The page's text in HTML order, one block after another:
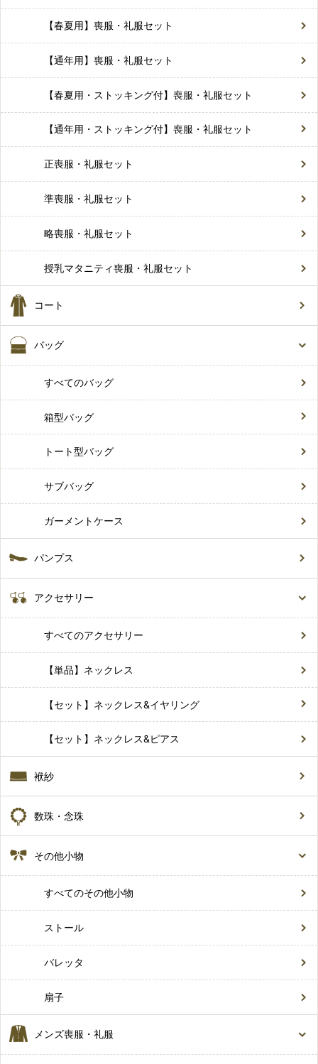
【春夏用】喪服・礼服セット
【通年用】喪服・礼服セット
【春夏用・ストッキング付】喪服・礼服セット
【通年用・ストッキング付】喪服・礼服セット
正喪服・礼服セット
準喪服・礼服セット
略喪服・礼服セット
授乳マタニティ喪服・礼服セット
コート
バッグ
すべてのバッグ
箱型バッグ
トート型バッグ
サブバッグ
ガーメントケース
パンプス
アクセサリー
すべてのアクセサリー
【単品】ネックレス
【セット】ネックレス&イヤリング
【セット】ネックレス&ピアス
袱紗
数珠・念珠
その他小物
すべてのその他小物
ストール
バレッタ
扇子
メンズ喪服・礼服